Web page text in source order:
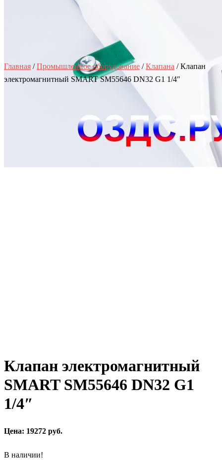
Главная /Промышленное оборудование /Клапана / Клапан
электромагнитный SMART SM55646 DN32 G1 1/4″
Клапан электромагнитный
SMART SM55646 DN32 G1
1/4″
Цена: 19272 руб.
В наличии!